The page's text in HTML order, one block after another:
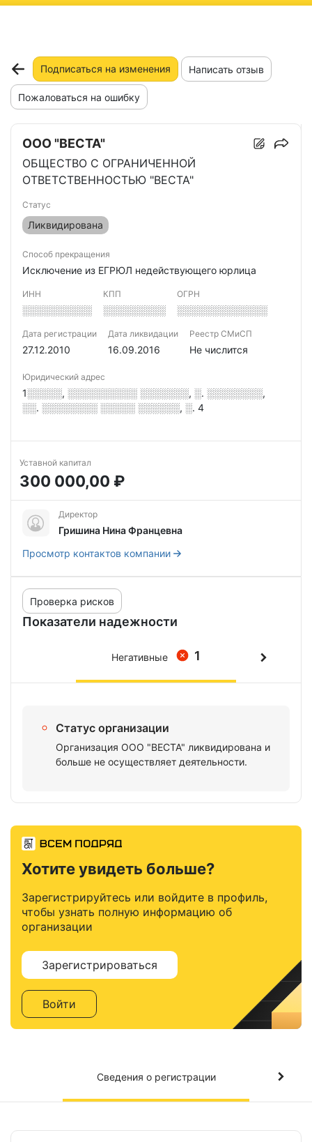
Подписаться на изменения Написать отзыв
Пожаловаться на ошибку
ООО "ВЕСТА"
ОБЩЕСТВО С ОГРАНИЧЕННОЙ
ОТВЕТСТВЕННОСТЬЮ "ВЕСТА"
Статус
Ликвидирована
Способ прекращения
Исключение из ЕГРЮЛ недействующего юрлица
ИНН
░░░░░░░░░░
КПП
░░░░░░░░░
ОГРН
░░░░░░░░░░░░░
Дата регистрации
27.12.2010
Дата ликвидации
16.09.2016
Реестр СМиСП
Не числится
Юридический адрес
1░░░░░, ░░░░░░░░░░ ░░░░░░░, ░. ░░░░░░░░,
░░. ░░░░░░░░ ░░░░░ ░░░░░░, ░. 4
Уставной капитал
300 000,00 ₽
Директор
Гришина Нина Францевна
Просмотр контактов компании
Показатели надежности
Проверка рисков
1
Негативные
Статус организации
Организация ООО "ВЕСТА" ликвидирована и
больше не осуществляет деятельности.
Хотите увидеть больше?
Зарегистрируйтесь или войдите в профиль,
чтобы узнать полную информацию об
организации
Зарегистрироваться
Войти
Сведения о регистрации